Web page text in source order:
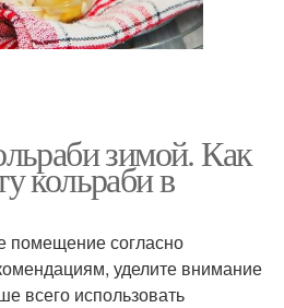
зимой. Как
кольраби в
помещение согласно
уделите внимание
всего использовать